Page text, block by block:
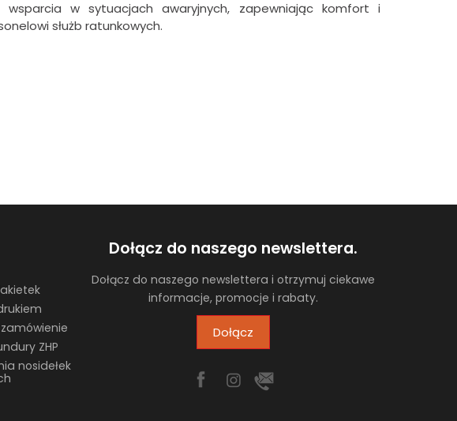
w sytuacjach awaryjnych, zapewniając komfort i
służb ratunkowych.
ZHP
nosidełek
Dołącz do naszego newslettera.
Dołącz do naszego newslettera i otrzymuj ciekawe
informacje, promocje i rabaty.
Dołącz